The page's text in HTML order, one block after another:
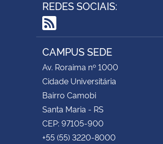
REDES SOCIAIS:
RSS
CAMPUS SEDE
Av. Roraima nº 1000
Cidade Universitária
Bairro Camobi
Santa Maria - RS
CEP: 97105-900
+55 (55) 3220-8000